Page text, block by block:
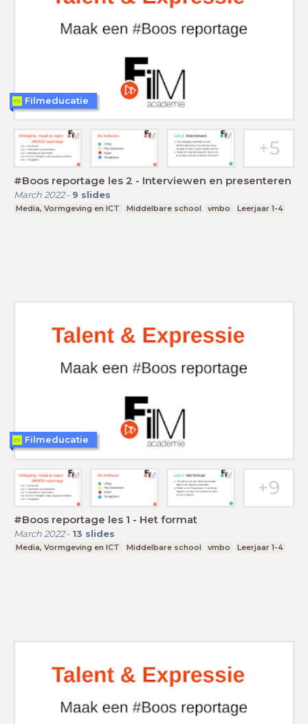
#Boos reportage les 2 - Interviewen en presenteren
March 2022- 9 slides
Media, Vormgeving en ICT Middelbare school vmbo Leerjaar 1-4
Filmeducatie
#Boos reportage les 1 - Het format
March 2022- 13 slides
Media, Vormgeving en ICT Middelbare school vmbo Leerjaar 1-4
Filmeducatie